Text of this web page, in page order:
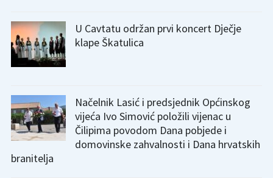
U Cavtatu održan prvi koncert Dječje
klape Škatulica
Načelnik Lasić i predsjednik Općinskog
vijeća Ivo Simović položili vijenac u
Čilipima povodom Dana pobjede i
domovinske zahvalnosti i Dana hrvatskih
branitelja